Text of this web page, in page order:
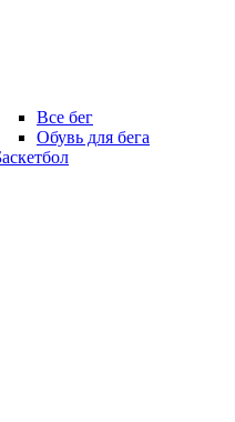
Все бег
Обувь для бега